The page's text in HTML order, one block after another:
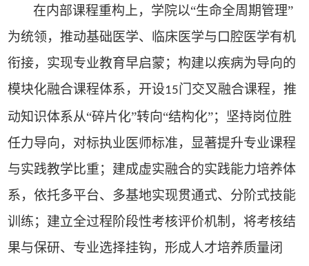
在内部课程重构上，学院以“生命全周期管理”
为统领，推动基础医学、临床医学与口腔医学有机
衔接，实现专业教育早启蒙；构建以疾病为导向的
模块化融合课程体系，开设15门交叉融合课程，推
动知识体系从“碎片化”转向“结构化”；坚持岗位胜
任力导向，对标执业医师标准，显著提升专业课程
与实践教学比重；建成虚实融合的实践能力培养体
系，依托多平台、多基地实现贯通式、分阶式技能
训练；建立全过程阶段性考核评价机制，将考核结
果与保研、专业选择挂钩，形成人才培养质量闭